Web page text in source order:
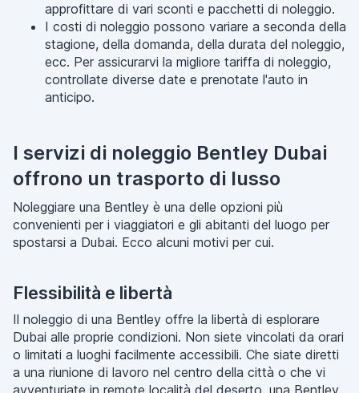
approfittare di vari sconti e pacchetti di noleggio.
I costi di noleggio possono variare a seconda della
stagione, della domanda, della durata del noleggio,
ecc. Per assicurarvi la migliore tariffa di noleggio,
controllate diverse date e prenotate l'auto in
anticipo.
I servizi di noleggio Bentley Dubai
offrono un trasporto di lusso
Noleggiare una Bentley è una delle opzioni più
convenienti per i viaggiatori e gli abitanti del luogo per
spostarsi a Dubai. Ecco alcuni motivi per cui.
Flessibilità e libertà
Il noleggio di una Bentley offre la libertà di esplorare
Dubai alle proprie condizioni. Non siete vincolati da orari
o limitati a luoghi facilmente accessibili. Che siate diretti
a una riunione di lavoro nel centro della città o che vi
avventuriate in remote località del deserto, una Bentley